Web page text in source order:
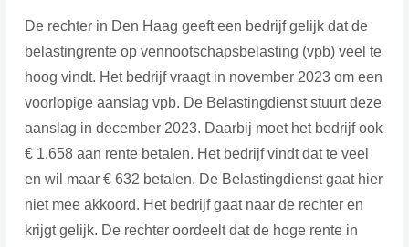
De rechter in Den Haag geeft een bedrijf gelijk dat de
belastingrente op vennootschapsbelasting (vpb) veel te
hoog vindt. Het bedrijf vraagt in november 2023 om een
voorlopige aanslag vpb. De Belastingdienst stuurt deze
aanslag in december 2023. Daarbij moet het bedrijf ook
€ 1.658 aan rente betalen. Het bedrijf vindt dat te veel
en wil maar € 632 betalen. De Belastingdienst gaat hier
niet mee akkoord. Het bedrijf gaat naar de rechter en
krijgt gelijk. De rechter oordeelt dat de hoge rente in